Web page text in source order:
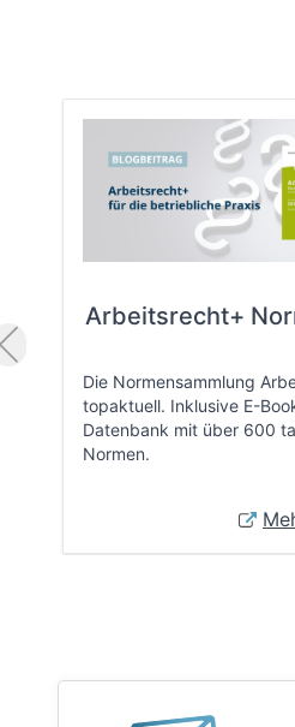
Arbeitsrecht+
Die Normensammlung
topaktuell. Inklusive E-
Datenbank mit über 600
Normen.